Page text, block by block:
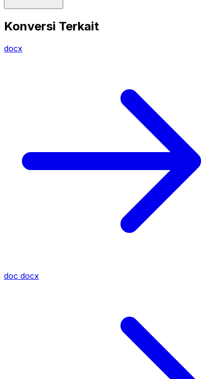
Konversi Terkait
docx
doc docx